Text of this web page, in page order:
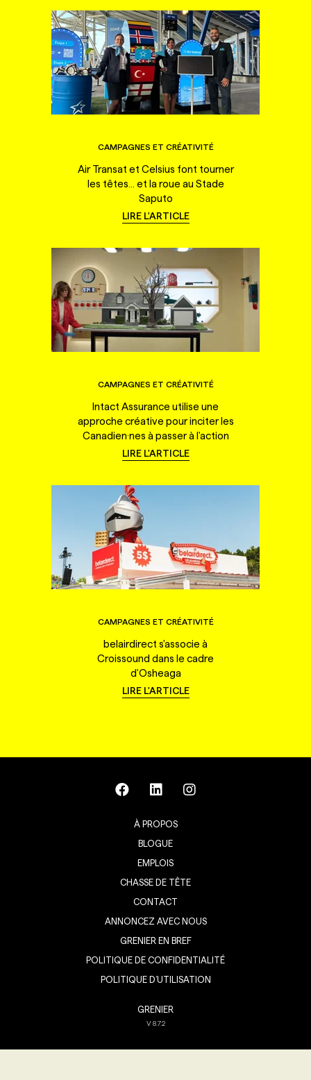
CAMPAGNES ET CRÉATIVITÉ
Air Transat et Celsius font tourner
les têtes... et la roue au Stade
Saputo
LIRE L'ARTICLE
CAMPAGNES ET CRÉATIVITÉ
Intact Assurance utilise une
approche créative pour inciter les
Canadien·nes à passer à l'action
LIRE L'ARTICLE
CAMPAGNES ET CRÉATIVITÉ
belairdirect s'associe à
Croissound dans le cadre
d'Osheaga
LIRE L'ARTICLE
À PROPOS
BLOGUE
EMPLOIS
CHASSE DE TÊTE
CONTACT
ANNONCEZ AVEC NOUS
GRENIER EN BREF
POLITIQUE DE CONFIDENTIALITÉ
POLITIQUE D’UTILISATION
GRENIER
V8.7.2